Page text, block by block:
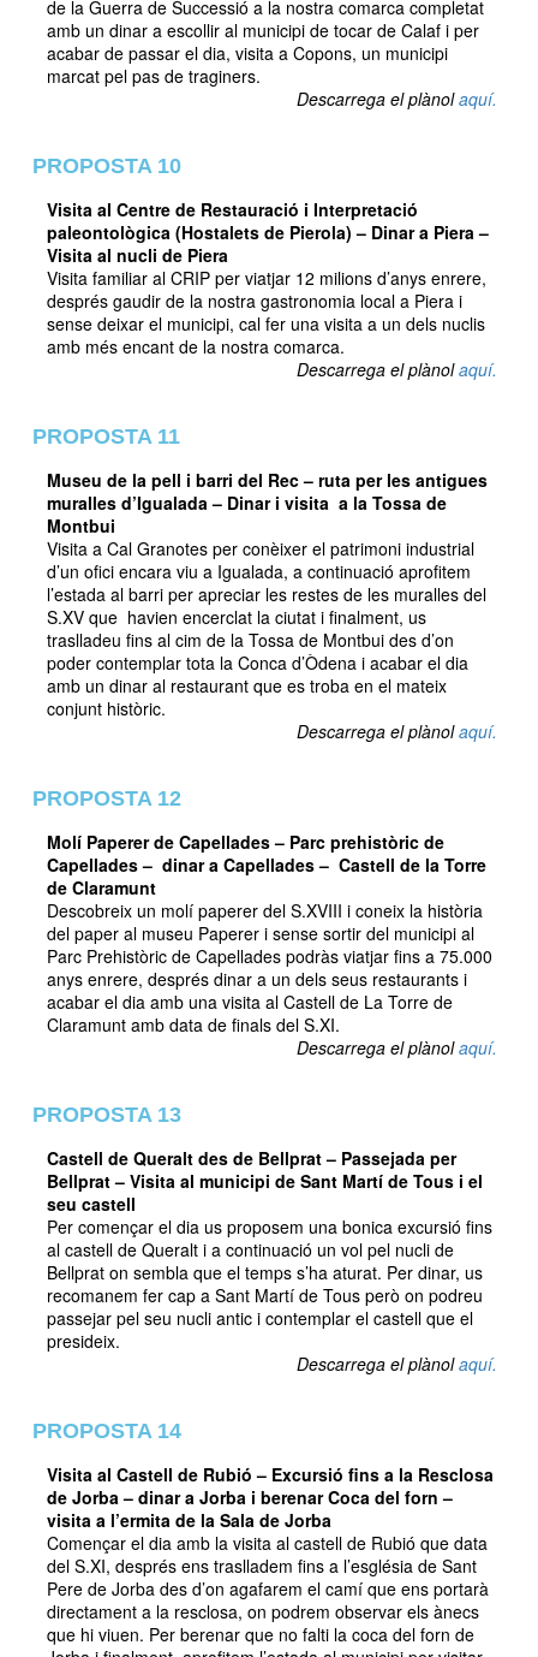
de la Guerra de Successió a la nostra comarca completat
amb un dinar a escollir al municipi de tocar de Calaf i per
acabar de passar el dia, visita a Copons, un municipi
marcat pel pas de traginers.
Descarrega el plànolaquí.
PROPOSTA 10
Visita al Centre de Restauració i Interpretació
paleontològica (Hostalets de Pierola) – Dinar a Piera –
Visita al nucli de Piera
Visita familiar al CRIP per viatjar 12 milions d’anys enrere,
després gaudir de la nostra gastronomia local a Piera i
sense deixar el municipi, cal fer una visita a un dels nuclis
amb més encant de la nostra comarca.
Descarrega el plànolaquí.
PROPOSTA 11
Museu de la pell i barri del Rec – ruta per les antigues
muralles d’Igualada – Dinar i visita a la Tossa de
Montbui
Visita a Cal Granotes per conèixer el patrimoni industrial
d’un ofici encara viu a Igualada, a continuació aprofitem
l’estada al barri per apreciar les restes de les muralles del
S.XV que havien encerclat la ciutat i finalment, us
traslladeu fins al cim de la Tossa de Montbui des d’on
poder contemplar tota la Conca d’Òdena i acabar el dia
amb un dinar al restaurant que es troba en el mateix
conjunt històric.
Descarrega el plànolaquí.
PROPOSTA 12
Molí Paperer de Capellades – Parc prehistòric de
Capellades – dinar a Capellades – Castell de la Torre
de Claramunt
Descobreix un molí paperer del S.XVIII i coneix la història
del paper al museu Paperer i sense sortir del municipi al
Parc Prehistòric de Capellades podràs viatjar fins a 75.000
anys enrere, després dinar a un dels seus restaurants i
acabar el dia amb una visita al Castell de La Torre de
Claramunt amb data de finals del S.XI.
Descarrega el plànolaquí.
PROPOSTA 13
Castell de Queralt des de Bellprat – Passejada per
Bellprat – Visita al municipi de Sant Martí de Tous i el
seu castell
Per començar el dia us proposem una bonica excursió fins
al castell de Queralt i a continuació un vol pel nucli de
Bellprat on sembla que el temps s’ha aturat. Per dinar, us
recomanem fer cap a Sant Martí de Tous però on podreu
passejar pel seu nucli antic i contemplar el castell que el
presideix.
Descarrega el plànolaquí.
PROPOSTA 14
Visita al Castell de Rubió – Excursió fins a la Resclosa
de Jorba – dinar a Jorba i berenar Coca del forn –
visita a l’ermita de la Sala de Jorba
Començar el dia amb la visita al castell de Rubió que data
del S.XI, després ens traslladem fins a l’església de Sant
Pere de Jorba des d’on agafarem el camí que ens portarà
directament a la resclosa, on podrem observar els ànecs
que hi viuen. Per berenar que no falti la coca del forn de